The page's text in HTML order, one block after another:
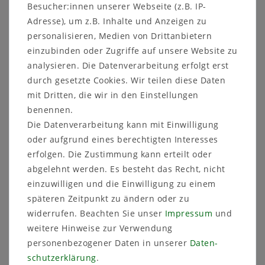
Salat - Rauke - Rucola italienische Spezialität
min. 100 Samen
Salat - Rauke - Rucola
Lat.: Eruca sativa
Familie: Kreuzblütengewächse
(Brassicaceae)
ca. 100 Samen
Bei uns seit Jahrhunderten unter dem Namen
Rauke bekannte Salatspezialität. Ist im 20.
Jahrhundert etwas in Vergessenheit geraten. Bis
in den 90er Jahren die italienische Küche auch
bei uns immer mehr Freunde fand und diese Art
unter dem Namen Rucola neue Beliebtheit
gewann.
Der Geschmack ist ein wenig erdnussartig, mit
einer leicht scharfen Note. Er kann sowohl als
Solist wie auch als Beigabe zu einem sehr
schmackhaften Salat verwendet werden.
Besucher:innen unserer Webseite (z.B. IP-
Adresse), um z.B. Inhalte und Anzeigen zu
personalisieren, Medien von Drittanbietern
einzubinden oder Zugriffe auf unsere Website zu
analysieren. Die Datenverarbeitung erfolgt erst
durch gesetzte Cookies. Wir teilen diese Daten
mit Dritten, die wir in den Einstellungen
benennen.
Die Datenverarbeitung kann mit Einwilligung
oder aufgrund eines berechtigten Interesses
erfolgen. Die Zustimmung kann erteilt oder
abgelehnt werden. Es besteht das Recht, nicht
einzuwilligen und die Einwilligung zu einem
späteren Zeitpunkt zu ändern oder zu
widerrufen. Beachten Sie unser Impressum und
weitere Hinweise zur Verwendung
personenbezogener Daten in unserer Daten­
schutz­erklärung.